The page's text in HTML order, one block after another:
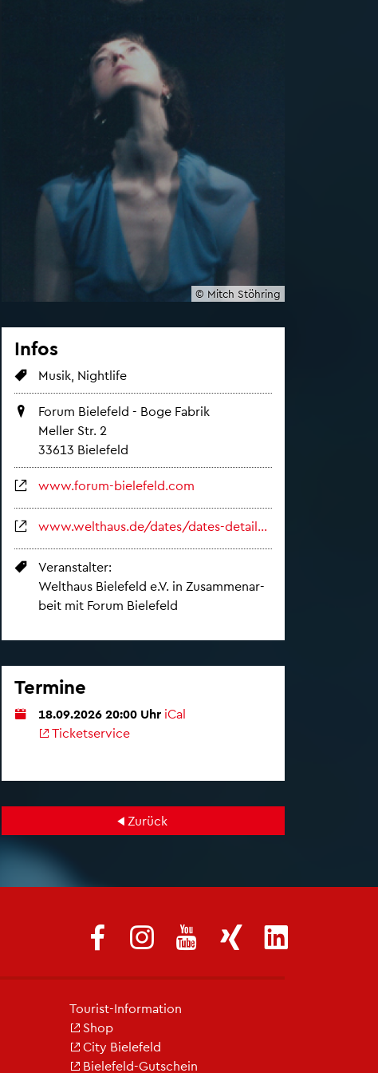
© Mitch Stöh­ring
Infos
Musik, Night­li­fe
Forum Bie­le­feld - Boge Fa­brik
Mel­ler Str. 2
33613 Bie­le­feld
www.​forum-​bielefeld.​com
www.​welthaus.​de/​dates/​dates-​detail/​news/​detail/​News/​weltnacht-​lucy-​kruger-​and-​the-​lost-​boys-​kue​nstl​erin​nen-​aus-​westfalen-​und-​weltweit/
Ver­an­stal­ter:
Welt­haus Bie­le­feld e.V. in Zu­sam­men­ar­
beit mit Forum Bie­le­feld
Ter­mi­ne
18.09.2026 20:00 Uhr iCal
Ti­cket­ser­vice
Zu­rück
Tou­rist-In­for­ma­ti­on
Shop
City Bie­le­feld
Bie­le­feld-Gut­schein